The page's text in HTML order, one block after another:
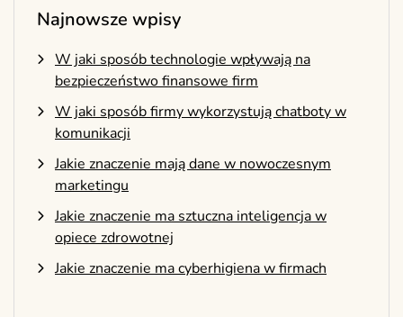
Najnowsze wpisy
W jaki sposób technologie wpływają na
bezpieczeństwo finansowe firm
W jaki sposób firmy wykorzystują chatboty w
komunikacji
Jakie znaczenie mają dane w nowoczesnym
marketingu
Jakie znaczenie ma sztuczna inteligencja w
opiece zdrowotnej
Jakie znaczenie ma cyberhigiena w firmach